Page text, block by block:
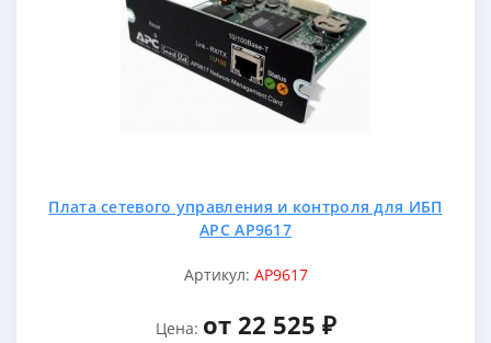
Плата сетевого управления и контроля для ИБП
APC AP9617
Артикул: AP9617
Цена: от 22 525 ₽